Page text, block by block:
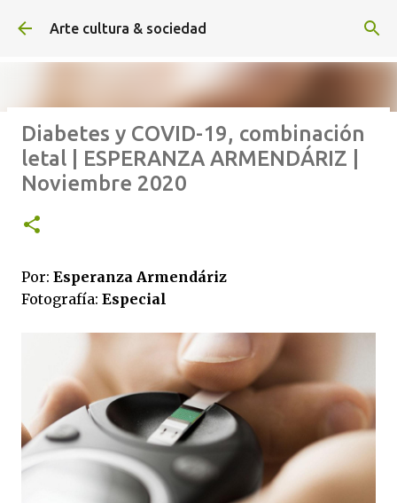
Ir al contenido principal
Arte cultura & sociedad
ALEXA DE HOYOS | El arte de
hacer cine sin excusas | ROBERTO
Diabetes y COVID-19, combinación
letal | ESPERANZA ARMENDÁRIZ |
Noviembre 2020
Por: Esperanza Armendáriz
Fotografía: Especial